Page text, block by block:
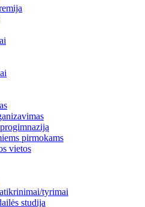
pirmokams
vietos
tyrimai
studija